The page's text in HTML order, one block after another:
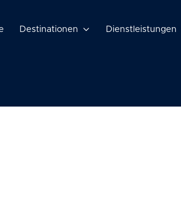
Destinationen  Dienstleistungen